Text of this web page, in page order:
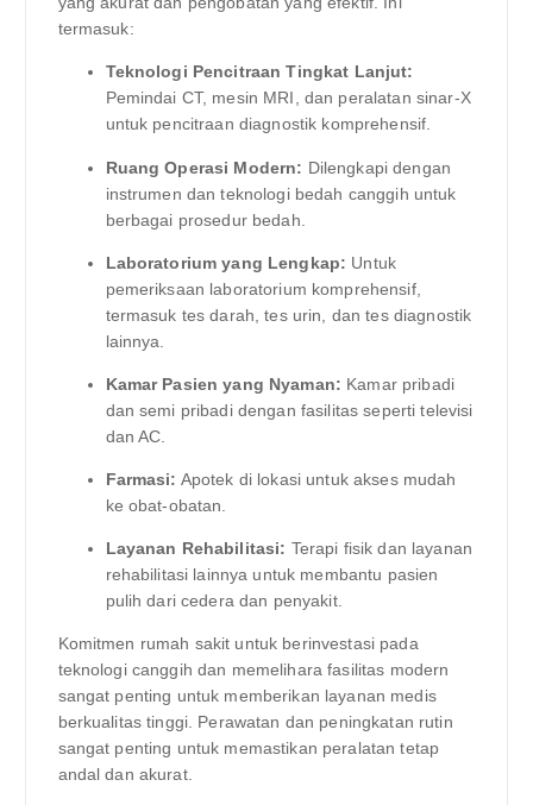
termasuk:
Teknologi Pencitraan Tingkat Lanjut:
Pemindai CT, mesin MRI, dan peralatan sinar-X
untuk pencitraan diagnostik komprehensif.
Ruang Operasi Modern: Dilengkapi dengan
instrumen dan teknologi bedah canggih untuk
berbagai prosedur bedah.
Laboratorium yang Lengkap: Untuk
pemeriksaan laboratorium komprehensif,
termasuk tes darah, tes urin, dan tes diagnostik
lainnya.
Kamar Pasien yang Nyaman: Kamar pribadi
dan semi pribadi dengan fasilitas seperti televisi
dan AC.
Farmasi: Apotek di lokasi untuk akses mudah
ke obat-obatan.
Layanan Rehabilitasi: Terapi fisik dan layanan
rehabilitasi lainnya untuk membantu pasien
pulih dari cedera dan penyakit.
Komitmen rumah sakit untuk berinvestasi pada
teknologi canggih dan memelihara fasilitas modern
sangat penting untuk memberikan layanan medis
berkualitas tinggi. Perawatan dan peningkatan rutin
sangat penting untuk memastikan peralatan tetap
andal dan akurat.